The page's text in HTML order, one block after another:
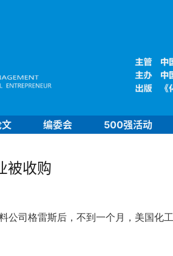
编委会 500强活动
被收购
司格雷斯后，不到一个月，美国化